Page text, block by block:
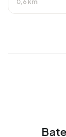
AOW-
zijn
en 0%
van
bouwperiodes
1980-1990